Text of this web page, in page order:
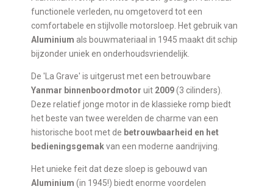
functionele verleden, nu omgetoverd tot een
comfortabele en stijlvolle motorsloep. Het gebruik van
Aluminium als bouwmateriaal in 1945 maakt dit schip
bijzonder uniek en onderhoudsvriendelijk.
De 'La Grave' is uitgerust met een betrouwbare
Yanmar binnenboordmotor uit 2009(3 cilinders).
Deze relatief jonge motor in de klassieke romp biedt
het beste van twee werelden de charme van een
historische boot met de betrouwbaarheid en het
bedieningsgemakvan een moderne aandrijving.
Het unieke feit dat deze sloep is gebouwd van
Aluminium (in 1945!) biedt enorme voordelen